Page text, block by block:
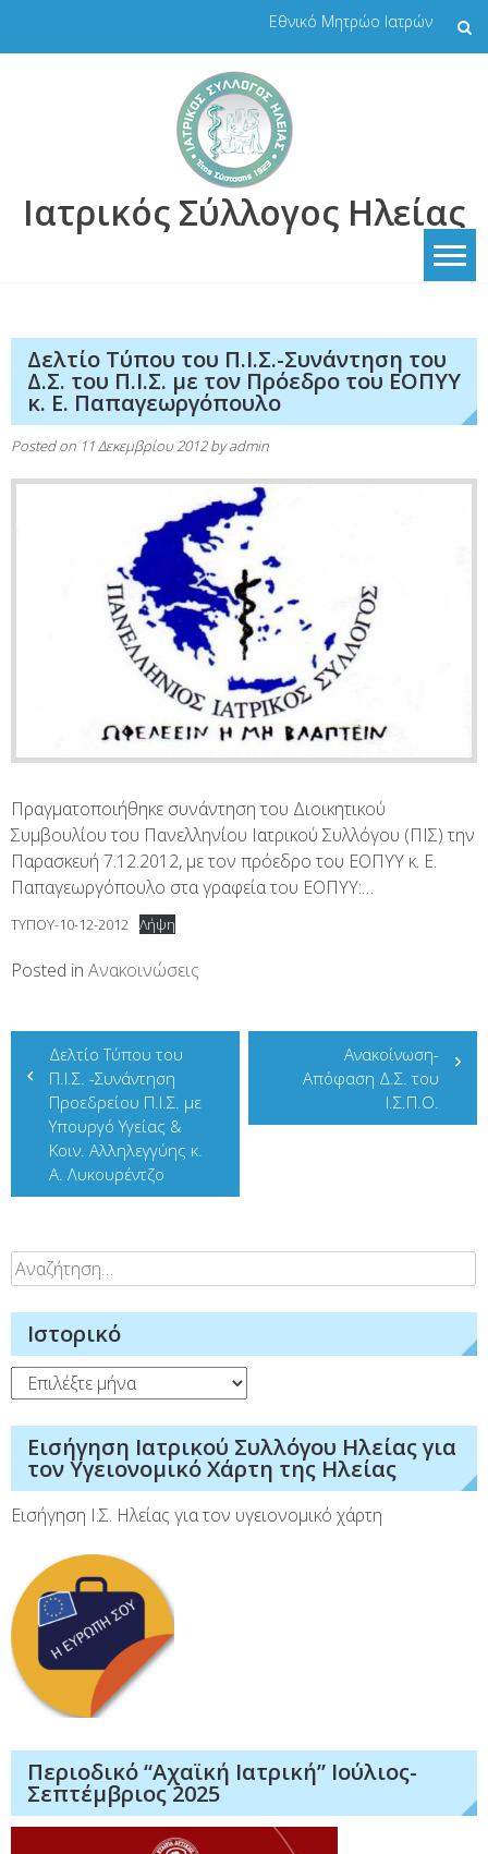
Εθνικό Μητρώο Ιατρών
Ιατρικός Σύλλογος Ηλείας
Δελτίο Τύπου του Π.Ι.Σ.-Συνάντηση του
Δ.Σ. του Π.Ι.Σ. με τον Πρόεδρο του ΕΟΠΥΥ
κ. Ε. Παπαγεωργόπουλο
Posted on 11 Δεκεμβρίου 2012byadmin
Πραγματοποιήθηκε συνάντηση του Διοικητικού
Συμβουλίου του Πανελληνίου Ιατρικού Συλλόγου (ΠΙΣ) την
Παρασκευή 7.12.2012, με τον πρόεδρο του ΕΟΠΥΥ κ. Ε.
Παπαγεωργόπουλο στα γραφεία του ΕΟΠΥΥ:…
ΤΥΠΟΥ-10-12-2012 Λήψη
Posted in Ανακοινώσεις
Πλοήγηση
άρθρων
Δελτίο Τύπου του
Π.Ι.Σ. -Συνάντηση
Προεδρείου Π.Ι.Σ. με
Υπουργό Υγείας &
Κοιν. Αλληλεγγύης κ.
Α. Λυκουρέντζο
Ανακοίνωση-
Απόφαση Δ.Σ. του
Ι.Σ.Π.Ο.
Αναζήτηση
για:
Ιστορικό
Ιστορικό
Εισήγηση Ιατρικού Συλλόγου Ηλείας για
τον Υγειονομικό Χάρτη της Ηλείας
Εισήγηση Ι.Σ. Ηλείας για τον υγειονομικό χάρτη
Περιοδικό “Αχαϊκή Ιατρική” Ιούλιος-
Σεπτέμβριος 2025